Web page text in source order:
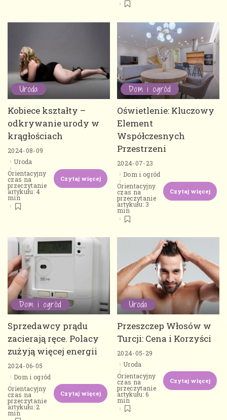
Uroda
Kobiece kształty –
odkrywanie urody w
krągłościach
2024-08-09
Uroda
Orientacyjny
czas na
przeczytanie
artykułu: 4
min
Czytaj więcej
Dom i ogród
Oświetlenie: Kluczowy
Element
Współczesnych
Przestrzeni
2024-07-23
Dom i ogród
Orientacyjny
czas na
przeczytanie
artykułu: 3
min
Czytaj więcej
Dom i ogród
Sprzedawcy prądu
zacierają ręce. Polacy
zużyją więcej energii
2024-06-05
Dom i ogród
Orientacyjny
czas na
przeczytanie
artykułu: 2
min
Czytaj więcej
Uroda
Przeszczep Włosów w
Turcji: Cena i Korzyści
2024-05-29
Uroda
Orientacyjny
czas na
przeczytanie
artykułu: 6
min
Czytaj więcej